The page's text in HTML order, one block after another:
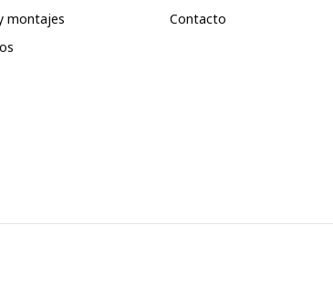
montajes
Contacto